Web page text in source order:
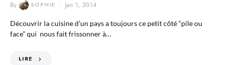
By SOPHIE Jan 1, 2014
Découvrir la cuisine d’un pays a toujours ce petit côté “pile ou
face” qui nous fait frissonner à…
LIRE